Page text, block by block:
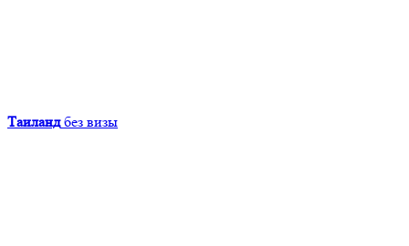
Таиланд без визы